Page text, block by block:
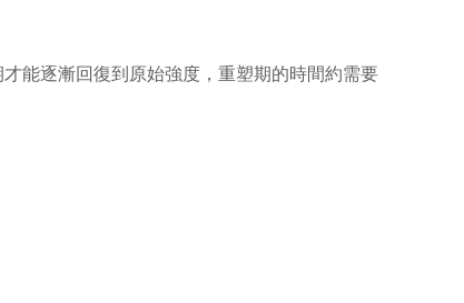
能逐漸回復到原始強度，重塑期的時間約需要